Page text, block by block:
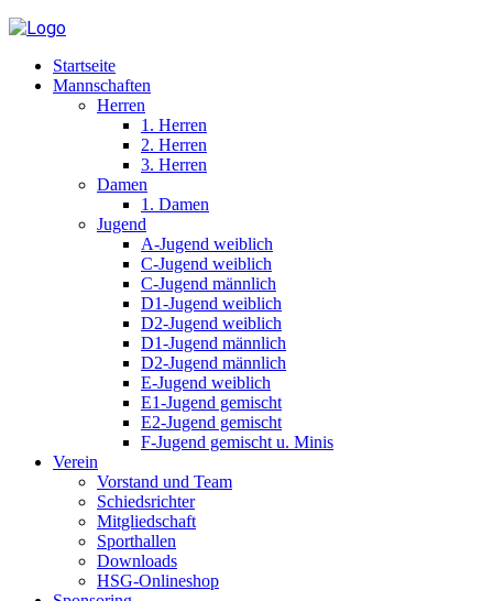
Startseite
Mannschaften
Herren
1. Herren
2. Herren
3. Herren
Damen
1. Damen
Jugend
A-Jugend weiblich
C-Jugend weiblich
C-Jugend männlich
D1-Jugend weiblich
D2-Jugend weiblich
D1-Jugend männlich
D2-Jugend männlich
E-Jugend weiblich
E1-Jugend gemischt
E2-Jugend gemischt
F-Jugend gemischt u. Minis
Verein
Vorstand und Team
Schiedsrichter
Mitgliedschaft
Sporthallen
Downloads
HSG-Onlineshop